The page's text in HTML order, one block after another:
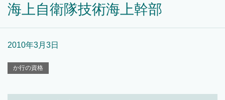
海上自衛隊技術海上幹部
2010年3月3日
か行の資格